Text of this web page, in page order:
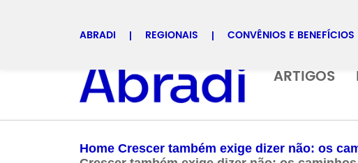
ABRADI REGIONAIS CONVÊNIOS E BENEFÍCIOS
Selecione uma regional
ARTIGOS
Home Crescer também exige dizer não: os